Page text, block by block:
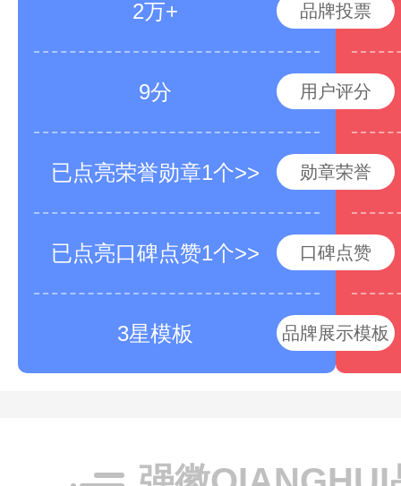
2万+ 品牌投票
9分 用户评分
已点亮荣誉勋章1个>> 勋章荣誉
已点亮口碑点赞1个>> 口碑点赞
3星模板 品牌展示模板